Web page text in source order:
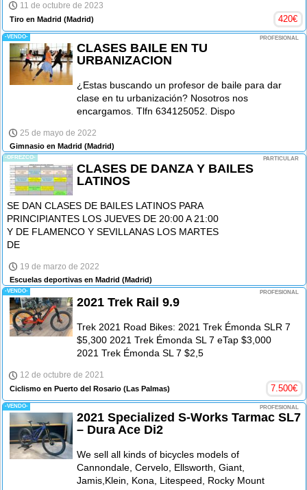
11 de octubre de 2023
Tiro en Madrid (Madrid) 420€
-VENDO- PROFESIONAL
CLASES BAILE EN TU
URBANIZACION
¿Estas buscando un profesor de baile para dar
clase en tu urbanización? Nosotros nos
encargamos. Tlfn 634125052. Dispo
25 de mayo de 2022
Gimnasio en Madrid (Madrid)
-OFREZCO- PARTICULAR
CLASES DE DANZA Y BAILES
LATINOS
SE DAN CLASES DE BAILES LATINOS PARA
PRINCIPIANTES LOS JUEVES DE 20:00 A 21:00
Y DE FLAMENCO Y SEVILLANAS LOS MARTES
DE
19 de marzo de 2022
Escuelas deportivas en Madrid (Madrid)
-VENDO- PROFESIONAL
2021 Trek Rail 9.9
Trek 2021 Road Bikes: 2021 Trek Émonda SLR 7
$5,300 2021 Trek Émonda SL 7 eTap $3,000
2021 Trek Émonda SL 7 $2,5
12 de octubre de 2021
Ciclismo en Puerto del Rosario (Las Palmas) 7.500€
-VENDO- PROFESIONAL
2021 Specialized S-Works Tarmac SL7
– Dura Ace Di2
We sell all kinds of bicycles models of
Cannondale, Cervelo, Ellsworth, Giant,
Jamis,Klein, Kona, Litespeed, Rocky Mount